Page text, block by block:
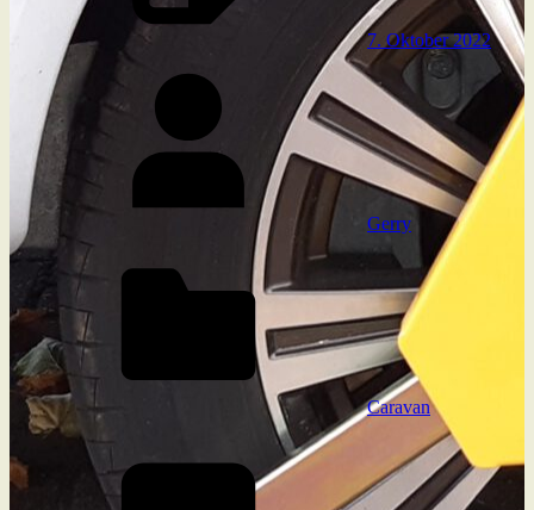
7. Oktober 2022
Gerry
Caravan